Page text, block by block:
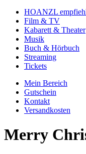
HOANZL
Film & TV
Kabarett & Theater
Musik
Buch & Hörbuch
Streaming
Tickets
Mein Bereich
Gutschein
Kontakt
Versandkosten
Merry